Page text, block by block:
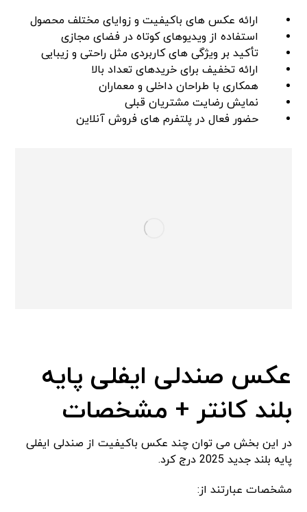
ارائه عکس های باکیفیت و زوایای مختلف محصول
استفاده از ویدیوهای کوتاه در فضای مجازی
تأکید بر ویژگی های کاربردی مثل راحتی و زیبایی
ارائه تخفیف برای خریدهای تعداد بالا
همکاری با طراحان داخلی و معماران
نمایش رضایت مشتریان قبلی
حضور فعال در پلتفرم های فروش آنلاین
عکس صندلی ایفلی پایه
بلند کانتر + مشخصات
در این بخش می توان چند عکس باکیفیت از صندلی ایفلی
پایه بلند جدید 2025 درج کرد.
مشخصات عبارتند از: